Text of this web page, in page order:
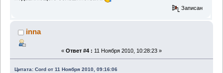
Записан
inna
« Ответ #4 : 11 Ноября 2010, 10:28:23 »
Цитата: Cord от 11 Ноября 2010, 09:16:06